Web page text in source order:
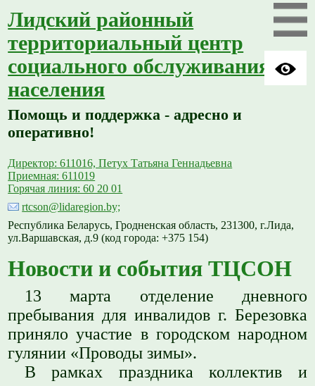
Лидский районный
территориальный центр
социального обслуживания
населения
Помощь и поддержка - адресно и
оперативно!
Директор: 611016, Петух Татьяна Геннадьевна
Приемная: 611019
Горячая линия: 60 20 01
rtcson@lidaregion.by;
Республика Беларусь, Гродненская область, 231300, г.Лида,
ул.Варшавская, д.9 (код города: +375 154)
Новости и события ТЦСОН
13 марта отделение дневного
пребывания для инвалидов г. Березовка
приняло участие в городском народном
гулянии «Проводы зимы».
В рамках праздника коллектив и